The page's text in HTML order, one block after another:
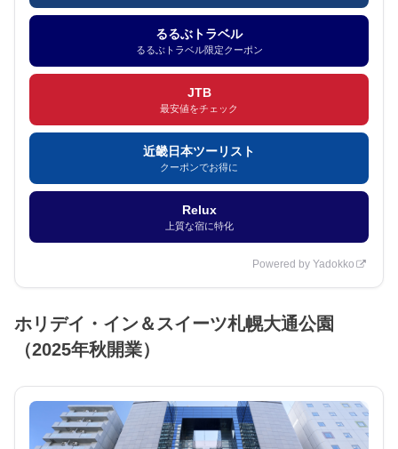
るるぶトラベル
るるぶトラベル限定クーポン
JTB
最安値をチェック
近畿日本ツーリスト
クーポンでお得に
Relux
上質な宿に特化
Powered by Yadokko
ホリデイ・イン＆スイーツ札幌大通公園
（2025年秋開業）